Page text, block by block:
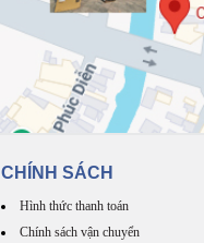
CHÍNH SÁCH
Hình thức thanh toán
Chính sách vận chuyển